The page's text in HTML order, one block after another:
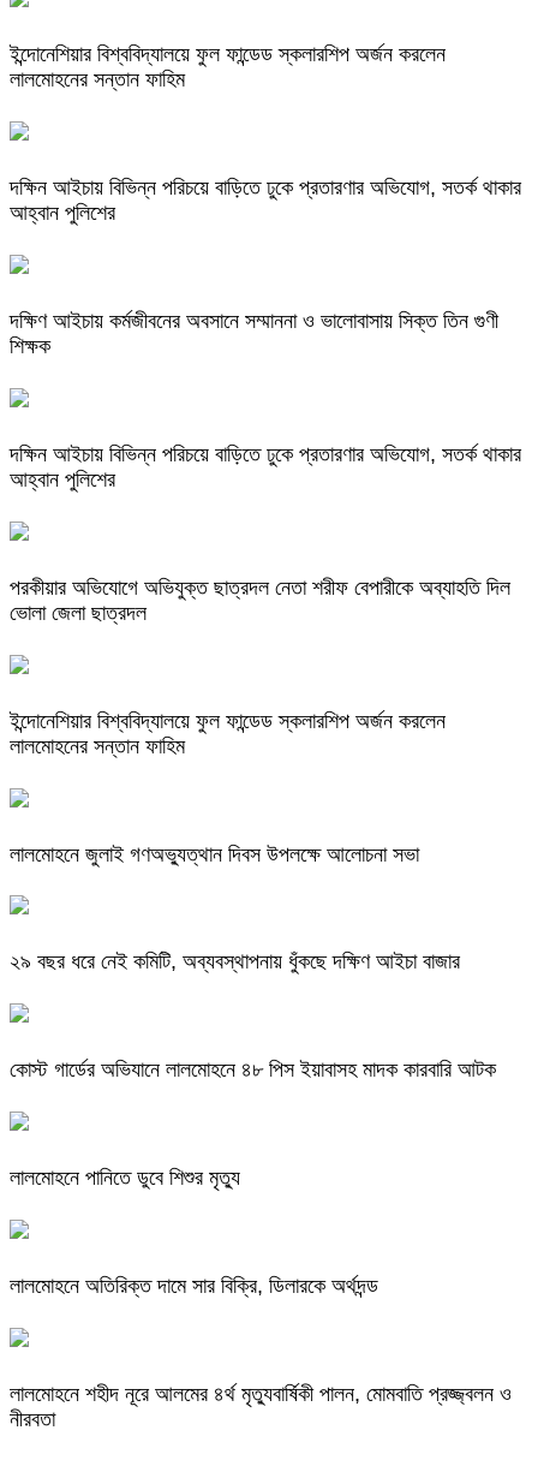
ইন্দোনেশিয়ার বিশ্ববিদ্যালয়ে ফুল ফান্ডেড স্কলারশিপ অর্জন করলেন
লালমোহনের সন্তান ফাহিম
দক্ষিন আইচায় ‎বিভিন্ন পরিচয়ে বাড়িতে ঢুকে প্রতারণার অভিযোগ, সতর্ক থাকার
আহ্বান পুলিশের
দক্ষিণ আইচায় কর্মজীবনের অবসানে সম্মাননা ও ভালোবাসায় সিক্ত তিন গুণী
শিক্ষক
দক্ষিন আইচায় ‎বিভিন্ন পরিচয়ে বাড়িতে ঢুকে প্রতারণার অভিযোগ, সতর্ক থাকার
আহ্বান পুলিশের
পরকীয়ার অভিযোগে অভিযুক্ত ছাত্রদল নেতা শরীফ বেপারীকে অব্যাহতি দিল
ভোলা জেলা ছাত্রদল
ইন্দোনেশিয়ার বিশ্ববিদ্যালয়ে ফুল ফান্ডেড স্কলারশিপ অর্জন করলেন
লালমোহনের সন্তান ফাহিম
লালমোহনে জুলাই গণঅভ্যুত্থান দিবস উপলক্ষে আলোচনা সভা
২৯ বছর ধরে নেই কমিটি, অব্যবস্থাপনায় ধুঁকছে দক্ষিণ আইচা বাজার
কোস্ট গার্ডের অভিযানে লালমোহনে ৪৮ পিস ইয়াবাসহ মাদক কারবারি আটক
লালমোহনে পানিতে ডুবে শিশুর মৃত্যু
লালমোহনে অতিরিক্ত দামে সার বিক্রি, ডিলারকে অর্থদন্ড
লালমোহনে শহীদ নূরে আলমের ৪র্থ মৃত্যুবার্ষিকী পালন, মোমবাতি প্রজ্জ্বলন ও
নীরবতা